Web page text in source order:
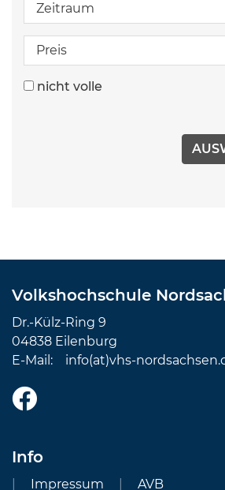
Zeitraum
Preis
nicht volle
Volkshochschule
Dr.-Külz-Ring 9
04838 Eilenburg
E-Mail: info(at)vhs-
Info
Impressum AVB